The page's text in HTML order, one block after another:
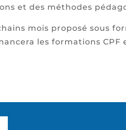
et des méthodes
mois proposé sous
les formations